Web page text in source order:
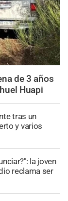
de 3 años
Huapi
tras un
y varios
la joven
reclama ser